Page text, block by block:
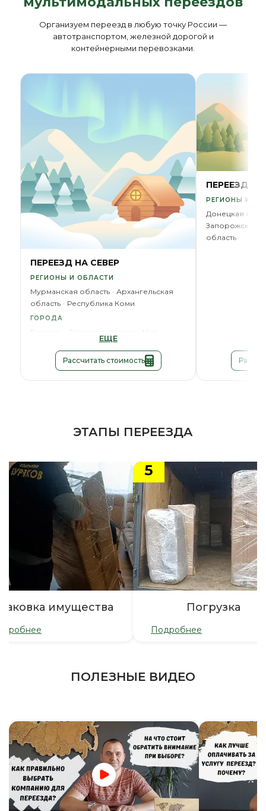
Организуем переезд в любую точку России —
автотранспортом, железной дорогой и
контейнерными перевозками.
ПЕРЕЕЗД НА СЕВЕР
РЕГИОНЫ И ОБЛАСТИ
Мурманская область
Архангельская
область
Республика Коми
ГОРОДА
Воркута Нарьян-Мар
ЕЩЕ
Рассчитать стоимость
ПЕРЕЕЗД В
РЕГИОНЫ И
Донецкая
Запорожская
область
ЭТАПЫ ПЕРЕЕЗДА
имущества
5
Погрузка
Подробнее
ПОЛЕЗНЫЕ ВИДЕО